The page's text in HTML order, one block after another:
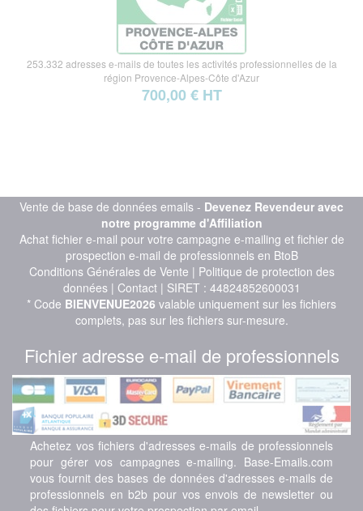
253.332 adresses e-mails de toutes les activités professionnelles de la
région Provence-Alpes-Côte d'Azur
700,00 € HT
Vente de base de données emails - Devenez Revendeur avec
notre programme d'Affiliation
Achat fichier e-mail pour votre campagne e-mailing et fichier de
prospection e-mail de professionnels en BtoB
Conditions Générales de Vente | Politique de protection des
données| Contact| SIRET : 44824852600031
* Code BIENVENUE2026 valable uniquement sur les fichiers
complets, pas sur les fichiers sur-mesure.
Fichier adresse e-mail de professionnels
Achetez vos fichiers d'adresses e-mails de professionnels
pour gérer vos campagnes e-mailing. Base-Emails.com
vous fournit des bases de données d'adresses e-mails de
professionnels en b2b pour vos envois de newsletter ou